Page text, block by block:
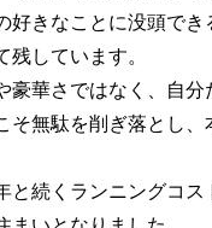
好きなことに没頭で
しています。
華さではなく、自分
そ無駄を削ぎ落とし
と続くランニングコ